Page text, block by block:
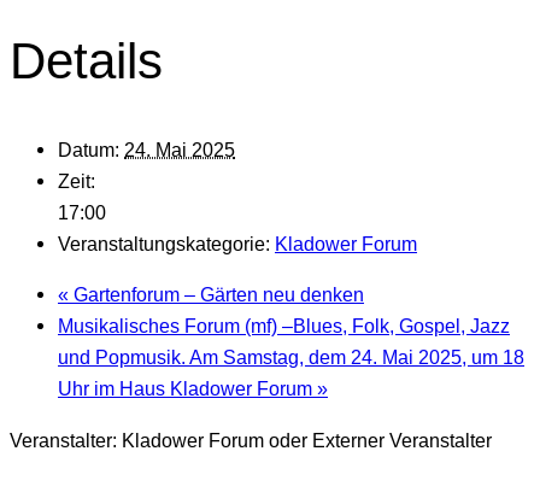
Details
Datum: 24. Mai 2025
Zeit:
17:00
Veranstaltungskategorie: Kladower Forum
« Gartenforum – Gärten neu denken
Musikalisches Forum (mf) –Blues, Folk, Gospel, Jazz
und Popmusik. Am Samstag, dem 24. Mai 2025, um 18
Uhr im Haus Kladower Forum »
Veranstalter: Kladower Forum oder Externer Veranstalter